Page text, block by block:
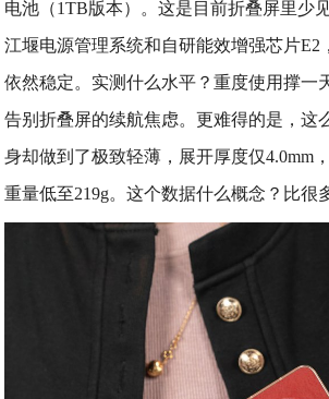
电池（1TB版本）。这是目前折叠屏里少
江堰电源管理系统和自研能效增强芯片E2
依然稳定。实测什么水平？重度使用撑一
告别折叠屏的续航焦虑。更难得的是，这
身却做到了极致轻薄，展开厚度仅4.0mm
重量低至219g。这个数据什么概念？比很